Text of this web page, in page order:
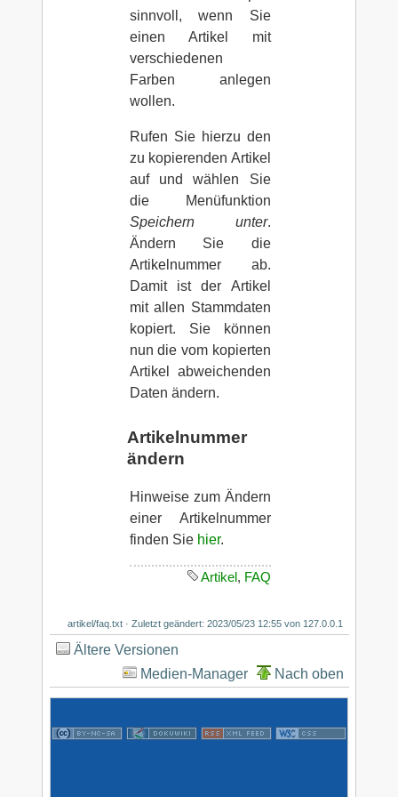
sinnvoll, wenn Sie
einen Artikel mit
verschiedenen
Farben anlegen
wollen.
Rufen Sie hierzu den
zu kopierenden Artikel
auf und wählen Sie
die Menüfunktion
Speichern unter.
Ändern Sie die
Artikelnummer ab.
Damit ist der Artikel
mit allen Stammdaten
kopiert. Sie können
nun die vom kopierten
Artikel abweichenden
Daten ändern.
Artikelnummer
ändern
Hinweise zum Ändern
einer Artikelnummer
finden Sie hier.
Artikel, FAQ
artikel/faq.txt · Zuletzt geändert: 2023/05/23 12:55 von 127.0.0.1
Ältere Versionen
Medien-Manager
Nach oben